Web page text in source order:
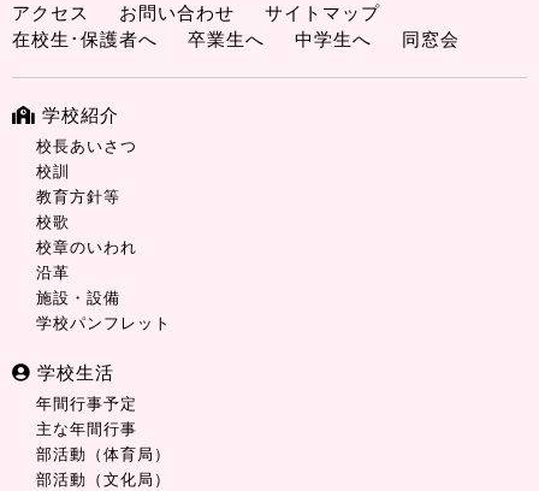
アクセス お問い合わせ
サイトマップ
在校生･保護者へ
卒業生へ 中学生へ 同窓会
学校紹介
校長あいさつ
校訓
教育方針等
校歌
校章のいわれ
沿革
施設・設備
学校パンフレット
学校生活
年間行事予定
主な年間行事
部活動（体育局）
部活動（文化局）